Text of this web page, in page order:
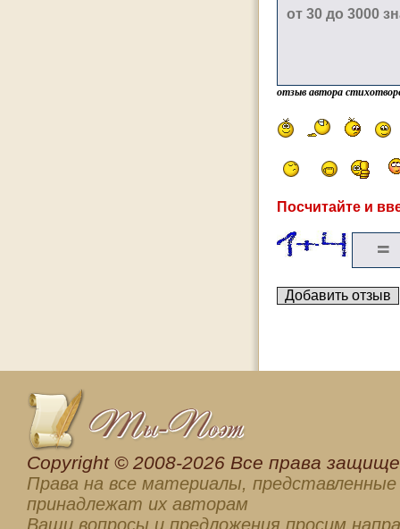
отзыв автора
Посчитайте и
Сopyright © 2008-2026 Все права
Права на все материалы, представленные
принадлежат их авторам
Ваши вопросы и предложения просим